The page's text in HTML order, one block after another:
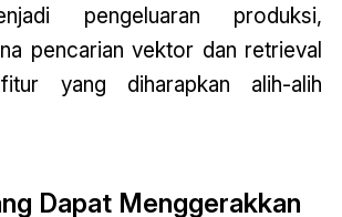
pengeluaran produksi,
pencarian vektor dan retrieval
yang diharapkan alih-alih
Dapat Menggerakkan